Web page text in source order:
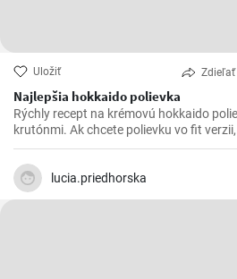
Uložiť Zdieľať
Najlepšia hokkaido polievka
Rýchly recept na krémovú hokkaido
krutónmi. Ak chcete polievku vo fit
polievku bez smotany.
lucia.priedhorska